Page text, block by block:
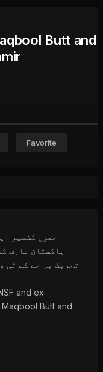
Butt and
Favorite
جموں کشمیر
ہاکستان عارف
تحریک پر جے کے ٹی
and ex
Butt and